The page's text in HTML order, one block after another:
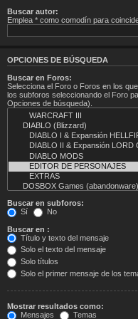
Buscar autor:
Emplea * como comodín para
OPCIONES DE BÚSQUEDA
Buscar en Foros:
Selecciona el Foro o Foros en los
los subforos seleccionando el Foro
Opciones de búsqueda).
Buscar en subforos:
Sí
No
Buscar en :
Título y texto del mensaje
Solo el texto del mensaje
Solo títulos
Solo el primer mensaje de los
Mostrar resultados como:
Mensajes
Temas